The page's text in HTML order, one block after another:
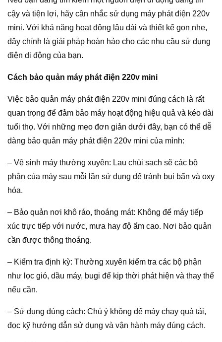
cậy và tiện lợi, hãy cân nhắc sử dụng máy phát điện 220v
mini. Với khả năng hoạt động lâu dài và thiết kế gọn nhẹ,
đây chính là giải pháp hoàn hảo cho các nhu cầu sử dụng
điện di động của bạn.
Cách bảo quản máy phát điện 220v mini
Việc bảo quản máy phát điện 220v mini đúng cách là rất
quan trọng để đảm bảo máy hoạt động hiệu quả và kéo dài
tuổi thọ. Với những mẹo đơn giản dưới đây, bạn có thể dễ
dàng bảo quản máy phát điện 220v mini của mình:
– Vệ sinh máy thường xuyên: Lau chùi sạch sẽ các bộ
phận của máy sau mỗi lần sử dụng để tránh bụi bẩn và oxy
hóa.
– Bảo quản nơi khô ráo, thoáng mát: Không để máy tiếp
xúc trực tiếp với nước, mưa hay độ ẩm cao. Nơi bảo quản
cần được thông thoáng.
– Kiểm tra định kỳ: Thường xuyên kiểm tra các bộ phận
như lọc gió, dầu máy, bugi để kịp thời phát hiện và thay thế
nếu cần.
– Sử dụng đúng cách: Chú ý không để máy chạy quá tải,
đọc kỹ hướng dẫn sử dụng và vận hành máy đúng cách.